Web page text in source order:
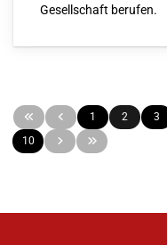
Gesellschaft berufen.
1 2 3
10